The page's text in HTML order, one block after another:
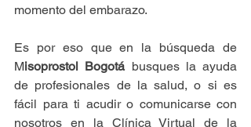
momento del embarazo.
Es por eso que en la búsqueda de
Misoprostol Bogotá busques la ayuda
de profesionales de la salud, o si es
fácil para ti acudir o comunicarse con
nosotros en la Clínica Virtual de la